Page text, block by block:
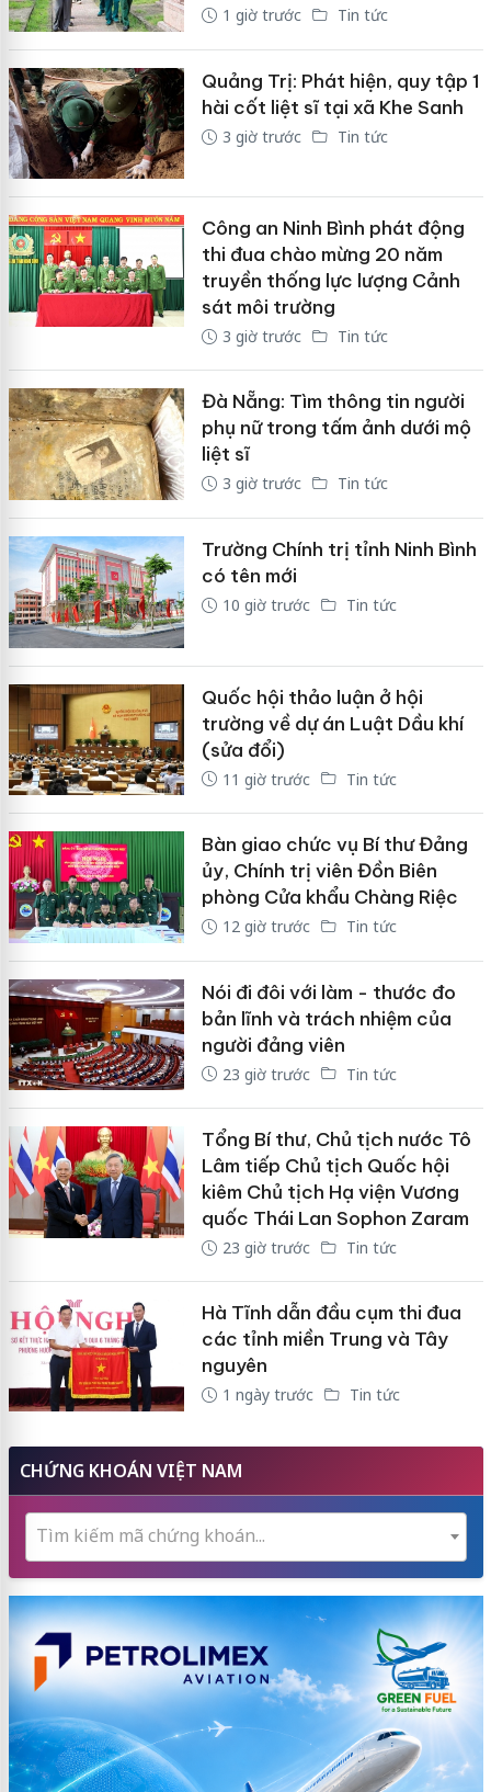
1 giờ trước Tin tức
Quảng Trị: Phát hiện, quy tập 1
hài cốt liệt sĩ tại xã Khe Sanh
3 giờ trước Tin tức
Công an Ninh Bình phát động
thi đua chào mừng 20 năm
truyền thống lực lượng Cảnh
sát môi trường
3 giờ trước Tin tức
Đà Nẵng: Tìm thông tin người
phụ nữ trong tấm ảnh dưới mộ
liệt sĩ
3 giờ trước Tin tức
Trường Chính trị tỉnh Ninh Bình
có tên mới
10 giờ trước Tin tức
Quốc hội thảo luận ở hội
trường về dự án Luật Dầu khí
(sửa đổi)
11 giờ trước Tin tức
Bàn giao chức vụ Bí thư Đảng
ủy, Chính trị viên Đồn Biên
phòng Cửa khẩu Chàng Riệc
12 giờ trước Tin tức
Nói đi đôi với làm - thước đo
bản lĩnh và trách nhiệm của
người đảng viên
23 giờ trước Tin tức
Tổng Bí thư, Chủ tịch nước Tô
Lâm tiếp Chủ tịch Quốc hội
kiêm Chủ tịch Hạ viện Vương
quốc Thái Lan Sophon Zaram
23 giờ trước Tin tức
Hà Tĩnh dẫn đầu cụm thi đua
các tỉnh miền Trung và Tây
nguyên
1 ngày trước Tin tức
CHỨNG KHOÁN VIỆT NAM
Tìm kiếm mã chứng khoán...